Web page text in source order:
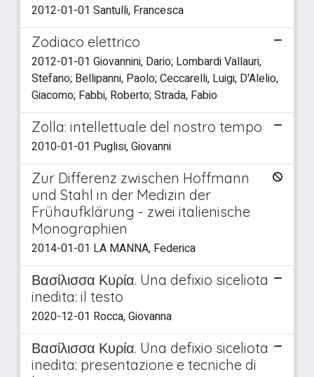
2012-01-01 Santulli, Francesca
Zodiaco elettrico
2012-01-01 Giovannini, Dario; Lombardi Vallauri,
Stefano; Bellipanni, Paolo; Ceccarelli, Luigi; D'Alelio,
Giacomo; Fabbi, Roberto; Strada, Fabio
Zolla: intellettuale del nostro tempo
2010-01-01 Puglisi, Giovanni
Zur Differenz zwischen Hoffmann
und Stahl in der Medizin der
Frühaufklärung - zwei italienische
Monographien
2014-01-01 LA MANNA, Federica
Βασίλισσα Κυρία. Una defixio siceliota
inedita: il testo
2020-12-01 Rocca, Giovanna
Βασίλισσα Κυρία. Una defixio siceliota
inedita: presentazione e tecniche di